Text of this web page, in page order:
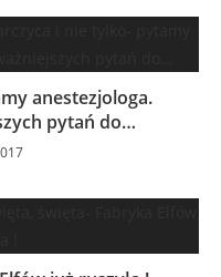
anestezjologa.
pytań do…